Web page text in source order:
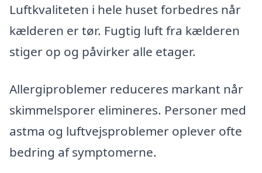
Luftkvaliteten i hele huset forbedres når
kælderen er tør. Fugtig luft fra kælderen
stiger op og påvirker alle etager.
Allergiproblemer reduceres markant når
skimmelsporer elimineres. Personer med
astma og luftvejsproblemer oplever ofte
bedring af symptomerne.